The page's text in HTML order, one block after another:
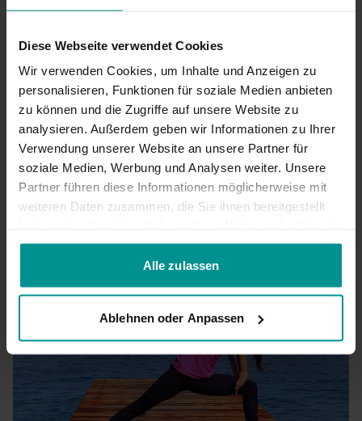
Diese Webseite verwendet Cookies
Wir verwenden Cookies, um Inhalte und Anzeigen zu
personalisieren, Funktionen für soziale Medien anbieten
zu können und die Zugriffe auf unsere Website zu
analysieren. Außerdem geben wir Informationen zu Ihrer
Verwendung unserer Website an unsere Partner für
soziale Medien, Werbung und Analysen weiter. Unsere
Partner führen diese Informationen möglicherweise mit
weiteren Daten zusammen, die Sie ihnen bereitgestellt
gesammelt haben.
Alle zulassen
Ablehnen oder Anpassen
Christine W. Januar 26, 2025
Sehr schön angeleitet! Sehr angenehme Stimme! Ich bin
wunderbar in Balance!
0
Mehr laden